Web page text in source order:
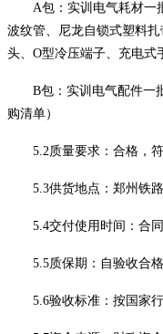
A包：实训电气耗材一
波纹管、尼龙自锁式塑料
头、O型冷压端子、充电式
B包：实训电气配件一
购清单）
5.2质量要求：合格，
5.3供货地点：郑州铁
5.4交付使用时间：合
5.5质保期：自验收合
5.6验收标准：按国家